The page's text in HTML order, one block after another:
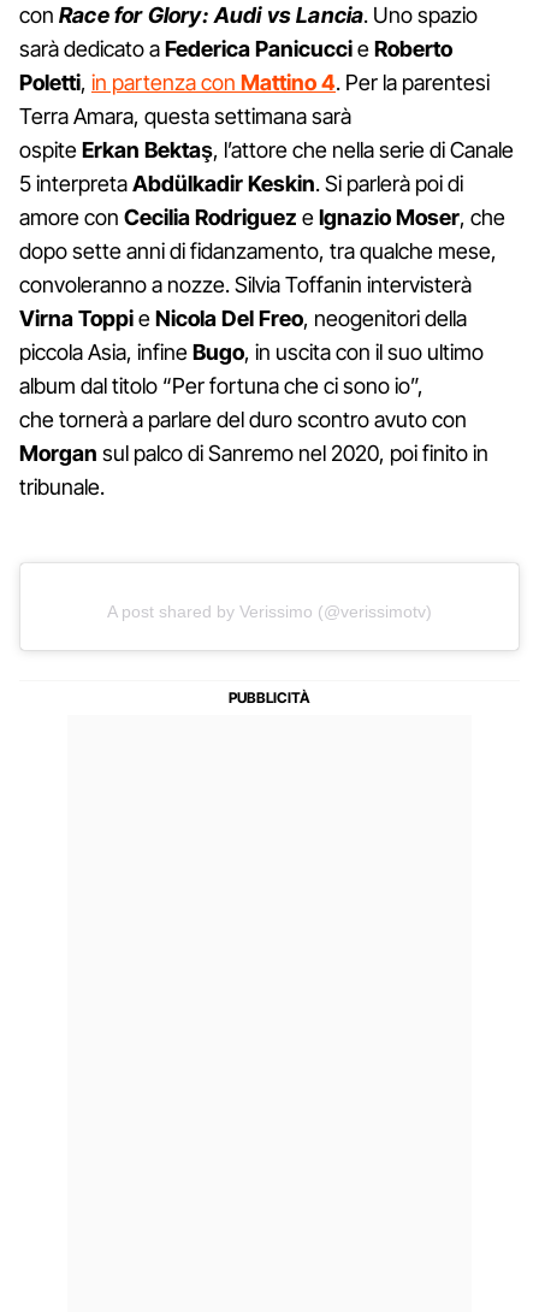
con Race for Glory: Audi vs Lancia. Uno spazio
sarà dedicato aFederica PanicuccieRoberto
Poletti, in partenza con Mattino 4. Per la parentesi
Terra Amara, questa settimana sarà
ospiteErkan Bektaş, l’attore che nella serie di Canale
5 interpretaAbdülkadir Keskin. Si parlerà poi di
amore con Cecilia Rodriguez eIgnazio Moser, che
dopo sette anni di fidanzamento, tra qualche mese,
convoleranno a nozze. Silvia Toffanin intervisterà
Virna ToppieNicola Del Freo, neogenitori della
piccola Asia, infineBugo, in uscita con il suo ultimo
album dal titolo “Per fortuna che ci sono io”,
chetornerà a parlare del duro scontro avuto con
Morgan sul palco di Sanremo nel 2020, poi finito in
tribunale.
A post shared by Verissimo (@verissimotv)